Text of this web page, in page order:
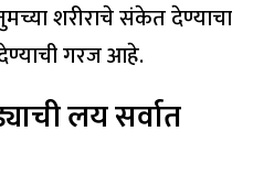
शरीराचे संकेत देण्याचा
गरज आहे.
लय सर्वात